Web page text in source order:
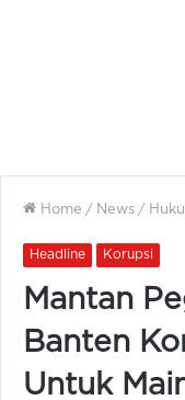
Home / News /
Headline Korupsi
Mantan
Banten
Untuk